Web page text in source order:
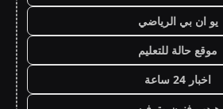
يو ان بي الرياضي
موقع حالة للتعليم
اخبار 24 ساعة